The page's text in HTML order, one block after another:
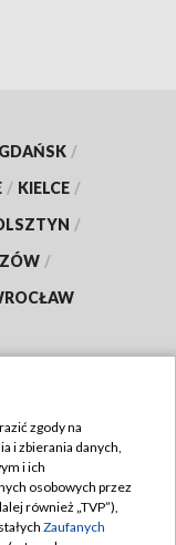
GDAŃSK /
/ KIELCE /
/
/
zgody na
i zbierania danych,
i ich
osobowych przez
również „TVP”),
Zaufanych